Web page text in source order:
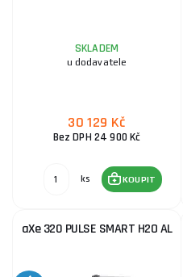
SKLADEM
u dodavatele
30 129 Kč
Bez DPH 24 900 Kč
ks KOUPIT
aXe 320 PULSE SMART H2O AL